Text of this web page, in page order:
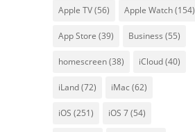
Apple TV(56) Apple Watch(154)
App Store (39) Business (55)
homescreen(38) iCloud(40)
iLand(72) iMac (62)
iOS (251) iOS 7(54)